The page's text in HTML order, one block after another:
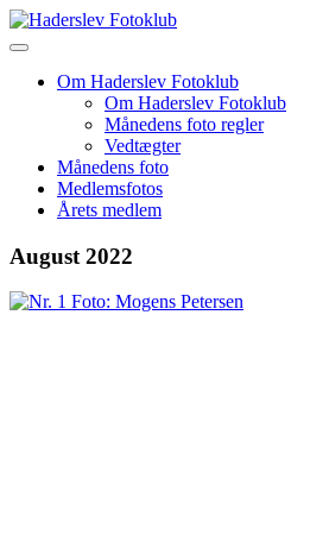
Skip
to
Om Haderslev Fotoklub
Om Haderslev Fotoklub
Månedens foto regler
Vedtægter
Månedens foto
Medlemsfotos
Årets medlem
August 2022